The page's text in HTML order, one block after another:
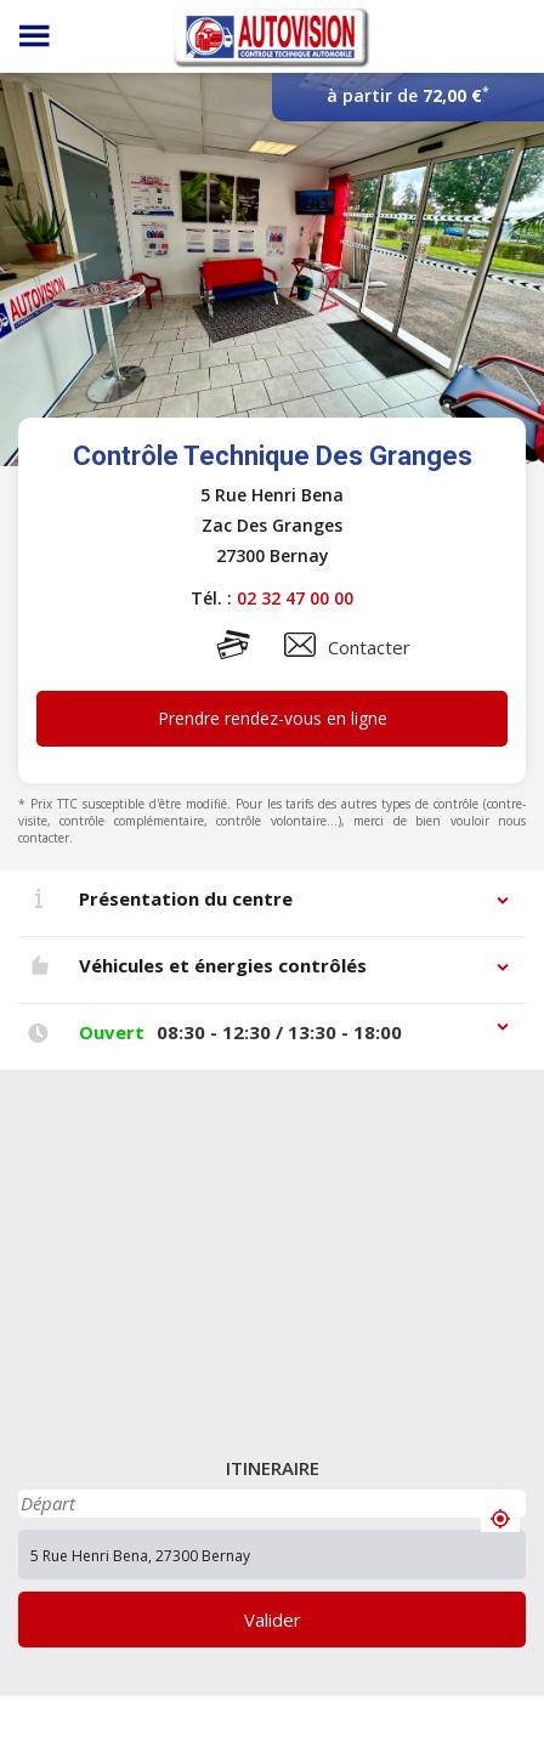
Panneau de gestion des cookies
à partir de 72,00 €*
Contrôle Technique Des Granges
5 Rue Henri Bena
Zac Des Granges
27300 Bernay
Tél. : 02 32 47 00 00
Contacter
Prendre rendez-vous en ligne
* Prix TTC susceptible d'être modifié. Pour les tarifs des autres types de contrôle (contre-
visite, contrôle complémentaire, contrôle volontaire...), merci de bien vouloir nous
contacter.
Présentation du centre
Véhicules et énergies contrôlés
Ouvert 08:30 - 12:30 / 13:30 - 18:00
ITINERAIRE
Valider